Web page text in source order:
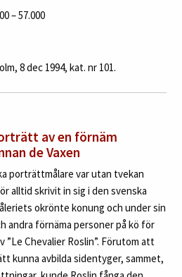
– 57.000
8 dec 1994, kat. nr 101.
av en förnäm
de Vaxen
porträttmålare var utan tvekan
alltid skrivit in sig i den svenska
okrönte konung och under sin
andra förnäma personer på kö för
Chevalier Roslin”. Förutom att
kunna avbilda sidentyger, sammet,